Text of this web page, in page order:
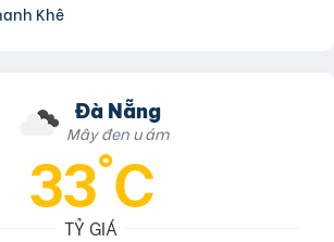
Khê
Đà Nẵng
Mây đen u ám
33°C
TỶ GIÁ